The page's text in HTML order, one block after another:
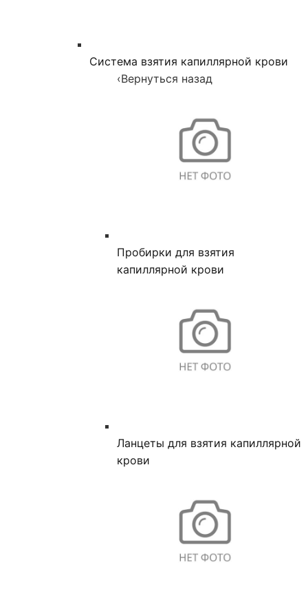
Система взятия капиллярной крови
‹Вернуться назад
Пробирки для взятия
капиллярной крови
Ланцеты для взятия капиллярной
крови